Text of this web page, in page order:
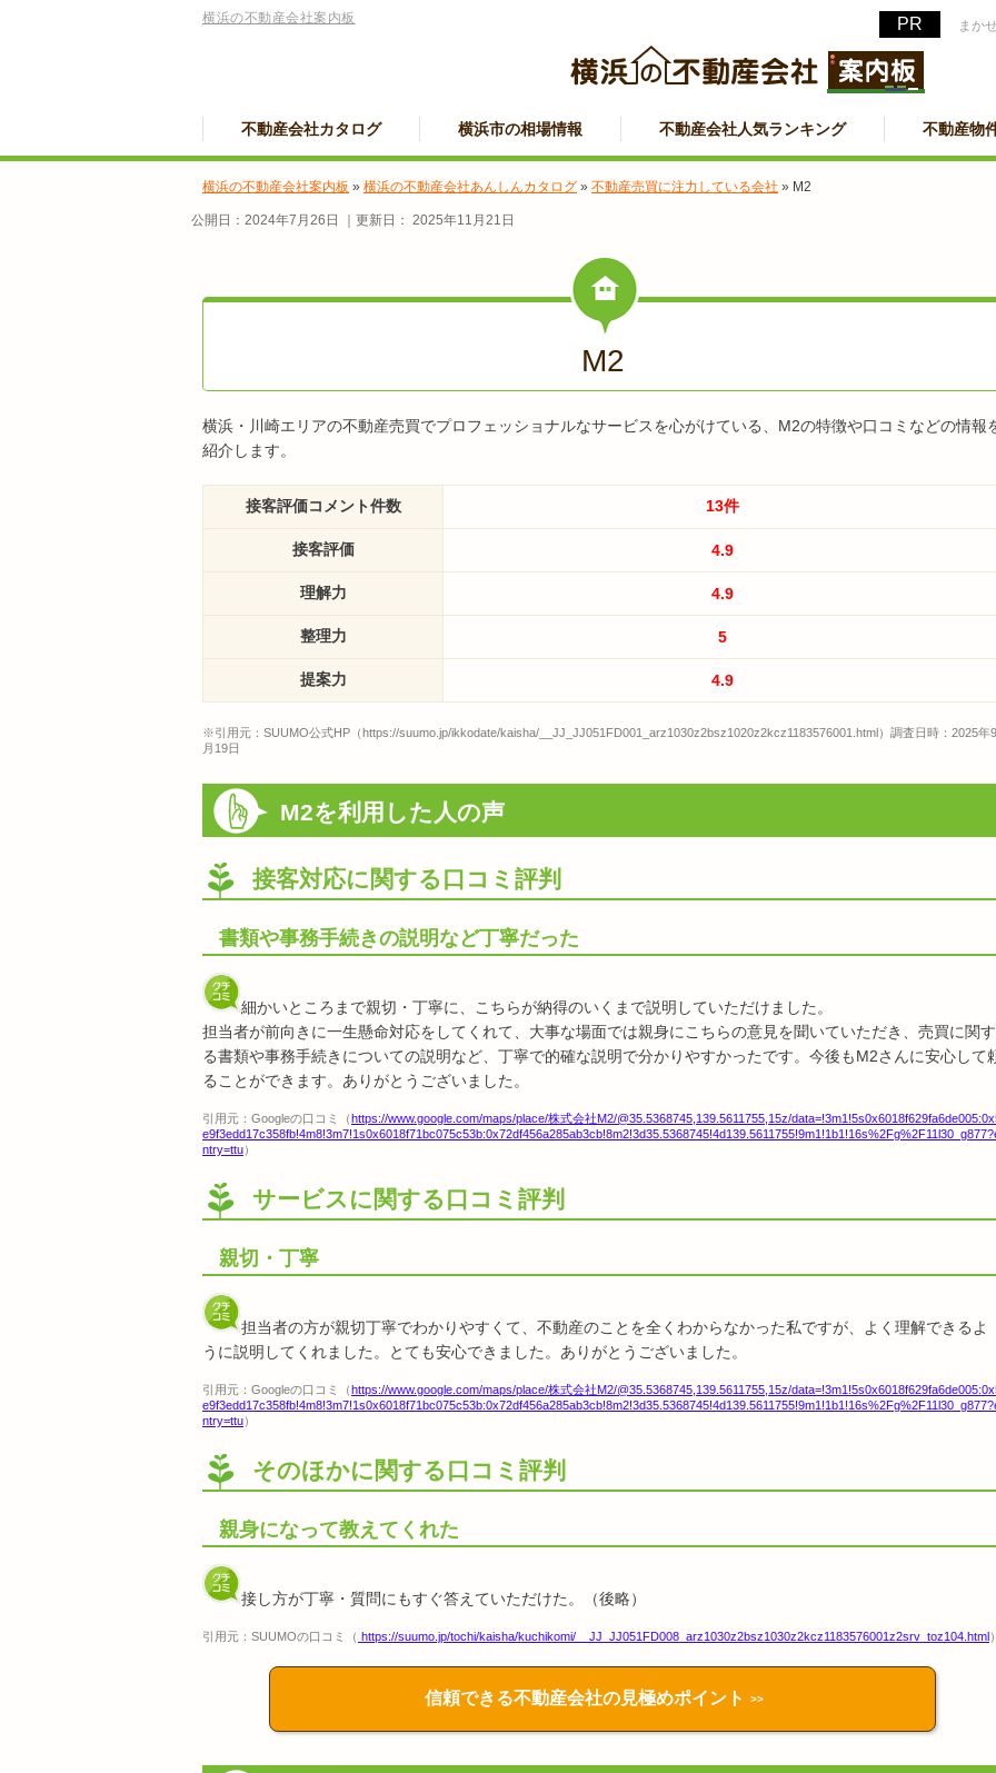
横浜の不動産会社案内板 まか
不動産会社カタログ 横浜市の相場情報 不動産会社人気ランキング 不動産物
横浜の不動産会社案内板 » 横浜の不動産会社あんしんカタログ » 不動産売買に注力している会社 » M2
公開日： 2024年7月26日 ｜更新日： 2025年11月21日
M2
横浜・川崎エリアの不動産売買でプロフェッショナルなサービスを心がけている、M2の特徴や口コミなどの情報
紹介します。
接客評価コメント件数 13件
接客評価 4.9
理解力 4.9
整理力 5
提案力 4.9
※引用元：SUUMO公式HP（https://suumo.jp/ikkodate/kaisha/__JJ_JJ051FD001_arz1030z2bsz1020z2kcz1183576001.html）調査日時：2025年9
月19日
M2を利用した人の声
接客対応に関する口コミ評判
書類や事務手続きの説明など丁寧だった
細かいところまで親切・丁寧に、こちらが納得のいくまで説明していただけました。
担当者が前向きに一生懸命対応をしてくれて、大事な場面では親身にこちらの意見を聞いていただき、売買に関す
る書類や事務手続きについての説明など、丁寧で的確な説明で分かりやすかったです。今後もM2さんに安心して
ることができます。ありがとうございました。
引用元：Googleの口コミ（https://www.google.com/maps/place/株式会社M2/@35.5368745,139.5611755,15z/
ntry=ttu）
サービスに関する口コミ評判
親切・丁寧
担当者の方が親切丁寧でわかりやすくて、不動産のことを全くわからなかった私ですが、よく理解できるよ
うに説明してくれました。とても安心できました。ありがとうございました。
引用元：Googleの口コミ（https://www.google.com/maps/place/株式会社M2/@35.5368745,139.5611755,15z/
ntry=ttu）
そのほかに関する口コミ評判
親身になって教えてくれた
接し方が丁寧・質問にもすぐ答えていただけた。（後略）
引用元：SUUMOの口コミ（ https://suumo.jp/tochi/kaisha/kuchikomi/__JJ_JJ051FD008_arz1030z2bsz1030z2kcz1183576001z2srv_toz104.html
信頼できる不動産会社の見極めポイント